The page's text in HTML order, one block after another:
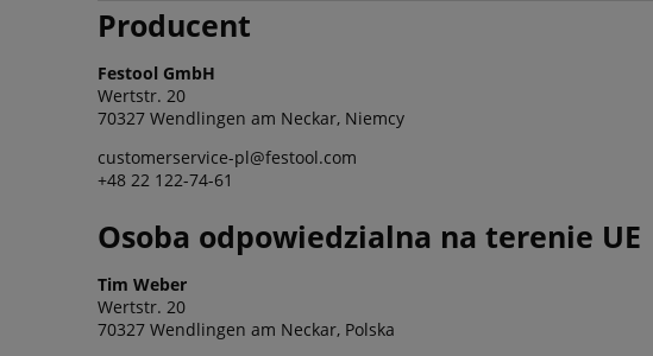
Producent
Festool GmbH
Wertstr. 20
70327 Wendlingen am Neckar, Niemcy
customerservice-pl@festool.com
+48 22 122-74-61
Osoba odpowiedzialna na terenie UE
Tim Weber
Wertstr. 20
70327 Wendlingen am Neckar, Polska